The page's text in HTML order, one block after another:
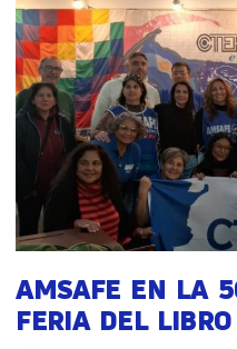
AMSAFE EN LA
FERIA DEL LIBRO